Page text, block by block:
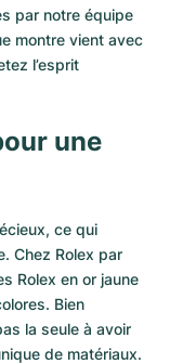
par notre équipe
montre vient avec
l’esprit
une
ce qui
Chez Rolex par
Rolex en or jaune
. Bien
la seule à avoir
de matériaux.